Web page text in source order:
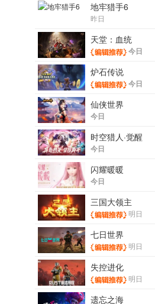
地牢猎手6
昨日
天堂：血统
今日
炉石传说
今日
仙侠世界
今日
时空猎人·觉醒
今日
闪耀暖暖
今日
三国大领主
明日
七日世界
明日
失控进化
明日
遗忘之海